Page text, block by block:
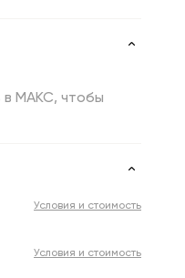
в МАКС, чтобы
Условия и стоимость
Условия и стоимость